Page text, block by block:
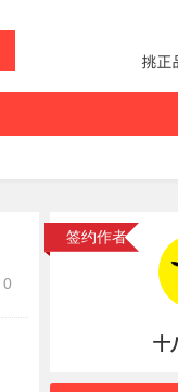
0
签约作者
十